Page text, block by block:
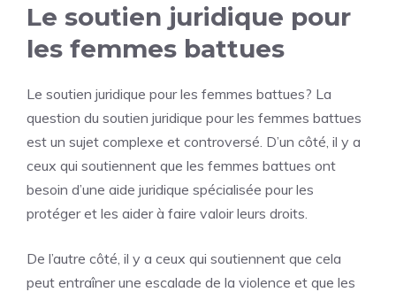
Le soutien juridique pour
les femmes battues
Le soutien juridique pour les femmes battues? La
question du soutien juridique pour les femmes battues
est un sujet complexe et controversé. D’un côté, il y a
ceux qui soutiennent que les femmes battues ont
besoin d’une aide juridique spécialisée pour les
protéger et les aider à faire valoir leurs droits.
De l’autre côté, il y a ceux qui soutiennent que cela
peut entraîner une escalade de la violence et que les